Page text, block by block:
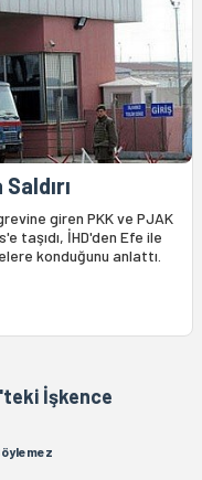
giren PKK ve PJAK
taşıdı, İHD'den Efe ile
konduğunu anlattı.
İşkence